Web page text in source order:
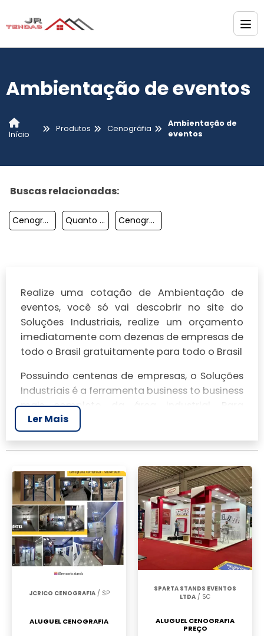
Ambientação de eventos
Início
Produtos Cenográfia
Ambientação de
eventos
Buscas relacionadas:
Cenografia Eventos Quanto Custa Cenografia Corporativa Cenografia Para Eventos Corporativos
Realize uma cotação de Ambientação de
eventos, você só vai descobrir no site do
Soluções Industriais, realize um orçamento
imediatamente com dezenas de empresas de
todo o Brasil gratuitamente para todo o Brasil
Possuindo centenas de empresas, o Soluções
Industriais é a ferramenta business to business
mais completo da área industrial. Para
realizar um orçamento de Ambientação de
eventos, clique em um ou mais dos
anuciantes a seguir:
Ler Mais
JCRICO CENOGRAFIA/ SP
ALUGUEL CENOGRAFIA
SPARTA STANDS EVENTOS
LTDA / SC
ALUGUEL CENOGRAFIA
PREÇO